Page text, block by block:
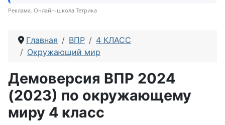
Реклама. Онлайн-школа Тетрика
Главная ВПР
4 КЛАСС
Окружающий мир
Демоверсия ВПР 2024
(2023) по окружающему
миру 4 класс